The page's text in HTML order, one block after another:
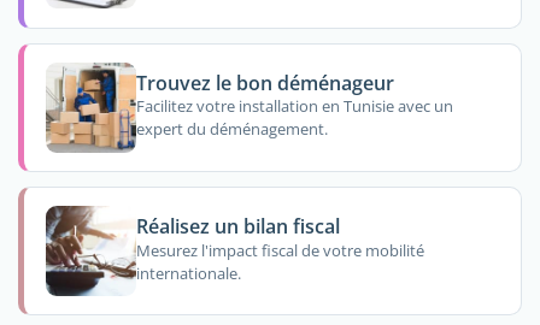
Trouvez le bon déménageur
Facilitez votre installation en Tunisie avec un
expert du déménagement.
Réalisez un bilan fiscal
Mesurez l'impact fiscal de votre mobilité
internationale.